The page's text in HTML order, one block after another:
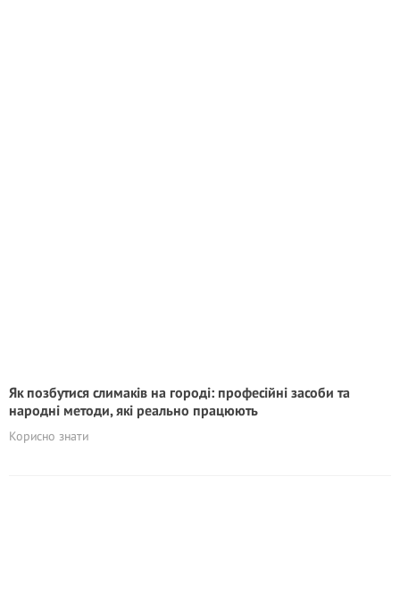
Як позбутися слимаків на городі: професійні засоби та
народні методи, які реально працюють
Корисно знати